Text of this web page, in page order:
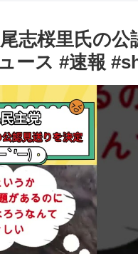
志桜里氏の
ース #速報